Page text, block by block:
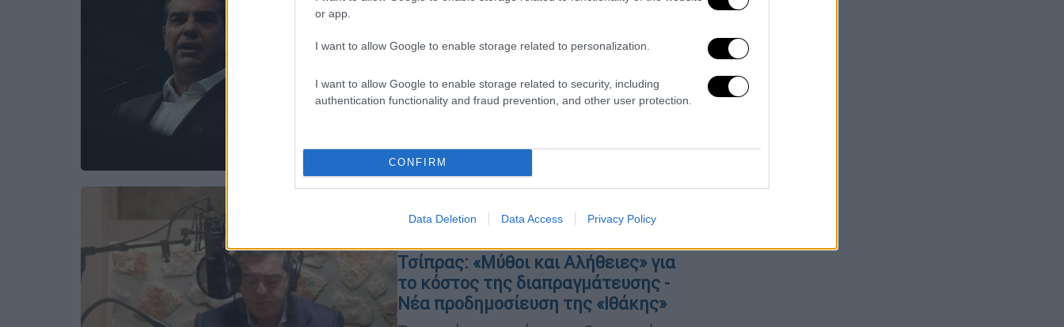
or app.
I want to allow Google to enable storage related to personalization.
I want to allow Google to enable storage related to security, including
authentication functionality and fraud prevention, and other user protection.
CONFIRM
Data Deletion Data Access Privacy Policy
εκδότης του βιβλίου του Τσίπρα
Ο κ. Δαρδάνος μίλησε για πρωτοφανή
εκδοτική επιτυχία στα ελληνικά
Τσίπρας: «Μύθοι και Αλήθειες» για
το κόστος της διαπραγμάτευσης -
Νέα προδημοσίευση της «Ιθάκης»